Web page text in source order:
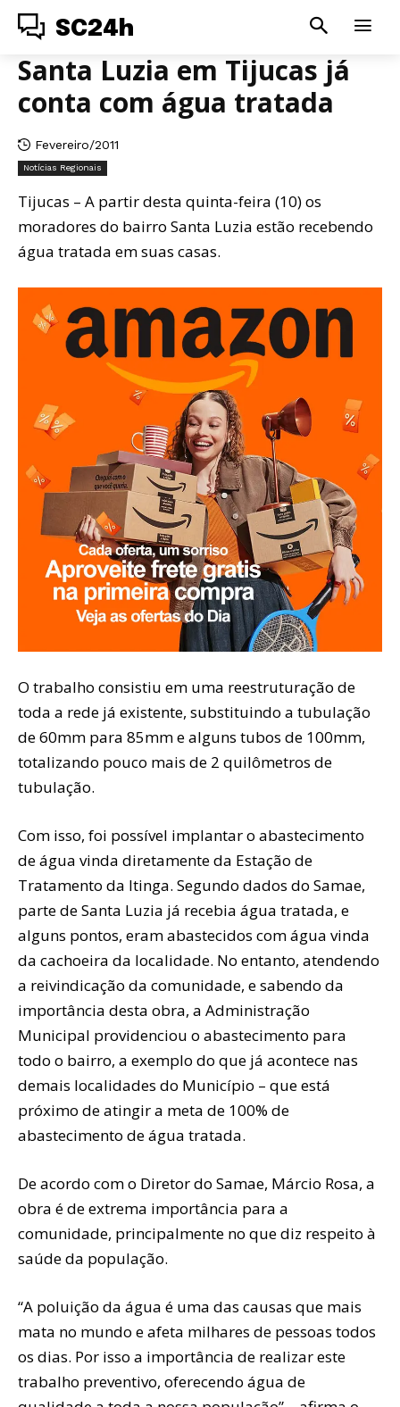
SC24h
Santa Luzia em Tijucas já
conta com água tratada
Fevereiro/2011
Notícias Regionais
Tijucas – A partir desta quinta-feira (10) os
moradores do bairro Santa Luzia estão recebendo
água tratada em suas casas.
O trabalho consistiu em uma reestruturação de
toda a rede já existente, substituindo a tubulação
de 60mm para 85mm e alguns tubos de 100mm,
totalizando pouco mais de 2 quilômetros de
tubulação.
Com isso, foi possível implantar o abastecimento
de água vinda diretamente da Estação de
Tratamento da Itinga. Segundo dados do Samae,
parte de Santa Luzia já recebia água tratada, e
alguns pontos, eram abastecidos com água vinda
da cachoeira da localidade. No entanto, atendendo
a reivindicação da comunidade, e sabendo da
importância desta obra, a Administração
Municipal providenciou o abastecimento para
todo o bairro, a exemplo do que já acontece nas
demais localidades do Município – que está
próximo de atingir a meta de 100% de
abastecimento de água tratada.
De acordo com o Diretor do Samae, Márcio Rosa, a
obra é de extrema importância para a
comunidade, principalmente no que diz respeito à
saúde da população.
“A poluição da água é uma das causas que mais
mata no mundo e afeta milhares de pessoas todos
os dias. Por isso a importância de realizar este
trabalho preventivo, oferecendo água de